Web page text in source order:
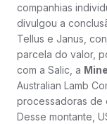
companhias
divulgou a
Tellus e Janus,
parcela do valor,
com a Salic, a
Australian Lamb
processadoras de
Desse montante,